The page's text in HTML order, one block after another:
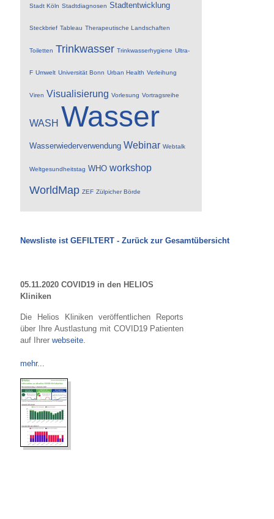
Stadt Köln Stadtdiagnosen Stadtentwicklung
Steckbrief Tableau Therapeutische Landschaften
Toiletten Trinkwasser Trinkwasserhygiene Ultra-
F Umwelt Universität Bonn Urban Health Verleihung
Viren Visualisierung Vorlesung Vortragsreihe
WASH Wasser
Wasserwiederverwendung Webinar Webtalk
Weltgesundheitstag WHO workshop
WorldMap ZEF Zülpicher Börde
Newsliste ist GEFILTERT - Zurück zur Gesamtübersicht
05.11.2020 COVID19 in den HELIOS
Kliniken
Die Helios Kliniken veröffentlichen Reports
über Ihre Austlastung mit COVID19 Patienten
auf Ihrer webseite.
mehr...